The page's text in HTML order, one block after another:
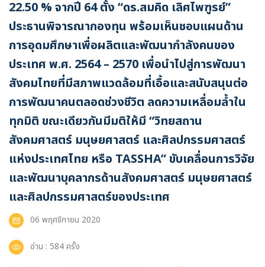
22.50 % จากปี 64 ตั้ง “ดร.สมคิด เลิศไพฑูรย์”
ประธานพิจารณากองทุน พร้อมเห็นชอบแผนด้าน
การอุดมศึกษาเพื่อผลิตและพัฒนากำลังคนของ
ประเทศ พ.ศ. 2564 – 2570 เพื่อนำไปสู่การพัฒนา
สังคมไทยที่มีสภาพแวดล้อมที่เอื้อและสนับสนุนต่อ
การพัฒนาคนตลอดช่วงชีวิต ลดความเหลื่อมล้ำใน
ทุกมิติ ขณะเดียวกันมีมติให้มี “วิทยสถาน
สังคมศาสตร์ มนุษยศาสตร์ และศิลปกรรมศาสตร์
แห่งประเทศไทย หรือ TASSHA” ขับเคลื่อนการวิจัย
และพัฒนาบุคลากรด้านสังคมศาสตร์ มนุษยศาสตร์
และศิลปกรรมศาสตร์ของประเทศ
อ่าน : 584 ครั้ง
06 พฤศจิกายน 2020